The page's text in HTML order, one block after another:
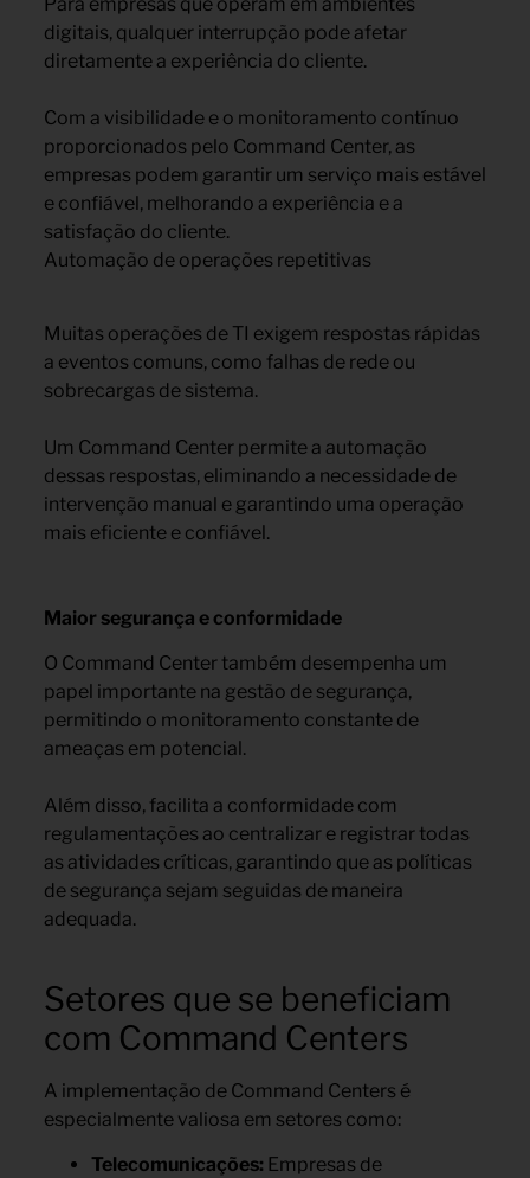
digitais, qualquer interrupção pode afetar
diretamente a experiência do cliente.
Com a visibilidade e o monitoramento contínuo
proporcionados pelo Command Center, as
empresas podem garantir um serviço mais estável
e confiável, melhorando a experiência e a
satisfação do cliente.
Automação de operações repetitivas
Muitas operações de TI exigem respostas rápidas
a eventos comuns, como falhas de rede ou
sobrecargas de sistema.
Um Command Center permite a automação
dessas respostas, eliminando a necessidade de
intervenção manual e garantindo uma operação
mais eficiente e confiável.
Maior segurança e conformidade
O Command Center também desempenha um
papel importante na gestão de segurança,
permitindo o monitoramento constante de
ameaças em potencial.
Além disso, facilita a conformidade com
regulamentações ao centralizar e registrar todas
as atividades críticas, garantindo que as políticas
de segurança sejam seguidas de maneira
adequada.
Setores que se beneficiam
com Command Centers
A implementação de Command Centers é
especialmente valiosa em setores como:
Telecomunicações: Empresas de